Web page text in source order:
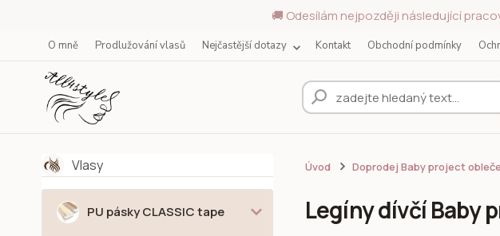
🚚 Odesílám nejpozději následující
O mně Prodlužování vlasů Nejčastější dotazy Kontakt Obchodní podmínky
Vlasy
PU pásky CLASSIC tape
Úvod Doprodej Baby project
Legíny dívčí Baby